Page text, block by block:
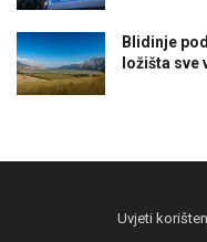
Blidinje
ložišta
Uvjeti